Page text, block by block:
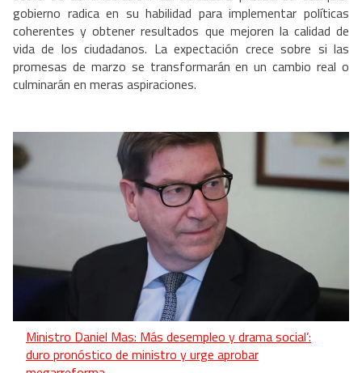
gobierno radica en su habilidad para implementar políticas
coherentes y obtener resultados que mejoren la calidad de
vida de los ciudadanos. La expectación crece sobre si las
promesas de marzo se transformarán en un cambio real o
culminarán en meras aspiraciones.
Ministro Daniel Mas: Más desempleo y drama social’:
duro pronóstico de ministro y urge aprobar